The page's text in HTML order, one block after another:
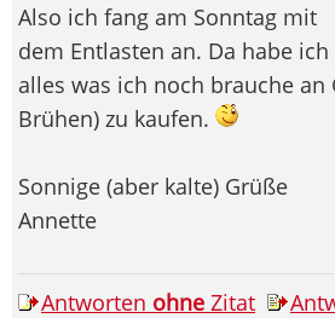
Also ich fang am Sonntag mit
dem Entlasten an. Da habe
alles was ich noch brauche an
Brühen) zu kaufen.
Sonnige (aber kalte) Grüße
Annette
Antworten ohne Zitat